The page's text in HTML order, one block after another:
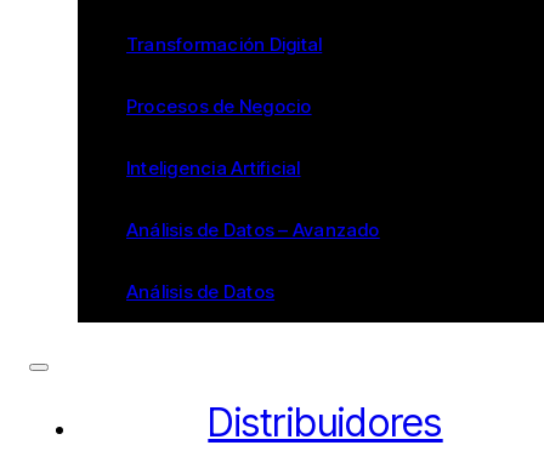
Transformación Digital
Procesos de Negocio
Inteligencia Artificial
Análisis de Datos – Avanzado
Análisis de Datos
Distribuidores